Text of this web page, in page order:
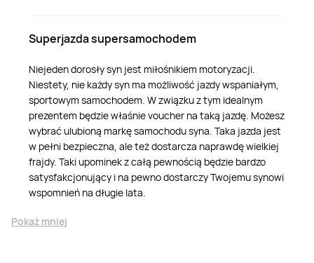
Superjazda supersamochodem
Niejeden dorosły syn jest miłośnikiem motoryzacji.
Niestety, nie każdy syn ma możliwość jazdy wspaniałym,
sportowym samochodem. W związku z tym idealnym
prezentem będzie właśnie voucher na taką jazdę. Możesz
wybrać ulubioną markę samochodu syna. Taka jazda jest
w pełni bezpieczna, ale też dostarcza naprawdę wielkiej
frajdy. Taki upominek z całą pewnością będzie bardzo
satysfakcjonujący i na pewno dostarczy Twojemu synowi
wspomnień na długie lata.
Pokaż mniej